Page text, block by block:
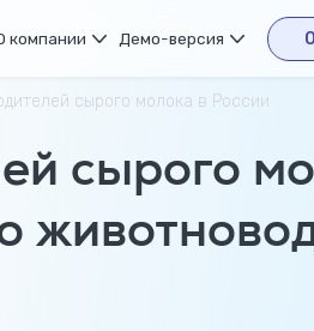
компании Демо-версия
сырого молока в России
сырого